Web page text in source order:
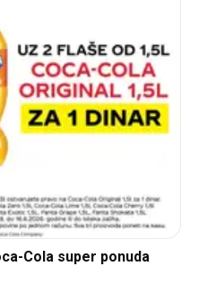
Cola super ponuda